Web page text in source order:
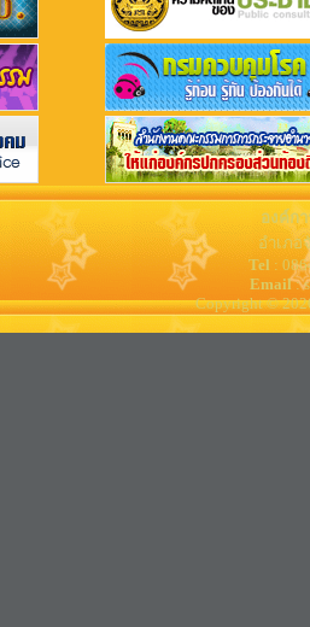
องค์ก
อำเภอ
Tel :
Email:
Copyright ©